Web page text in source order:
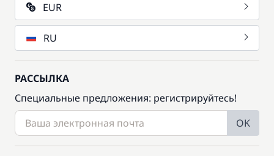
EUR
RU
РАССЫЛКА
Специальные предложения: регистрируйтесь!
OK